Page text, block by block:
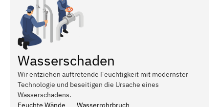
Wasserschaden
Wir entziehen auftretende Feuchtigkeit mit modernster
Technologie und beseitigen die Ursache eines
Wasserschadens.
Feuchte Wände
Wasserrohrbruch